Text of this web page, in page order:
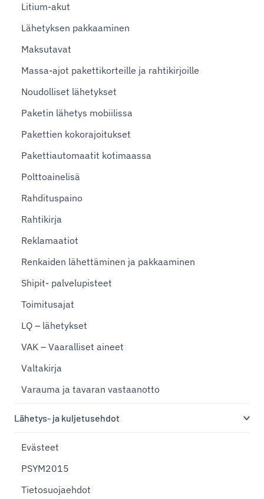
Litium-akut
Lähetyksen pakkaaminen
Maksutavat
Massa-ajot pakettikorteille ja rahtikirjoille
Noudolliset lähetykset
Paketin lähetys mobiilissa
Pakettien kokorajoitukset
Pakettiautomaatit kotimaassa
Polttoainelisä
Rahdituspaino
Rahtikirja
Reklamaatiot
Renkaiden lähettäminen ja pakkaaminen
Shipit- palvelupisteet
Toimitusajat
LQ – lähetykset
VAK – Vaaralliset aineet
Valtakirja
Varauma ja tavaran vastaanotto
Lähetys- ja kuljetusehdot
Evästeet
PSYM2015
Tietosuojaehdot